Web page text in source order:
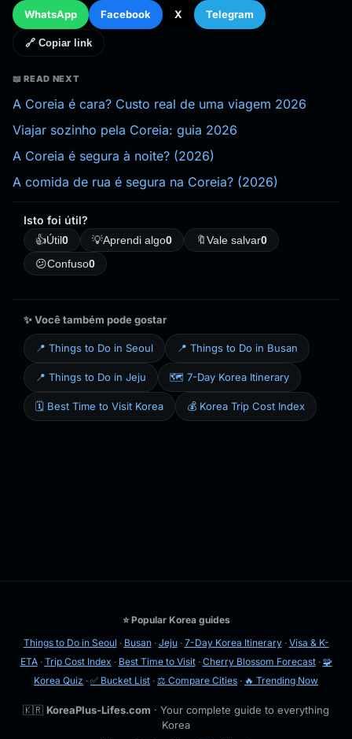
WhatsApp Facebook X Telegram
🔗 Copiar link
📖 READ NEXT
A Coreia é cara? Custo real de uma viagem 2026
Viajar sozinho pela Coreia: guia 2026
A Coreia é segura à noite? (2026)
A comida de rua é segura na Coreia? (2026)
Isto foi útil?
👍Útil0 💡Aprendi algo0 🔖Vale salvar0
😕Confuso0
✨ Você também pode gostar
📍 Things to Do in Seoul 📍 Things to Do in Busan
📍 Things to Do in Jeju 🗺️ 7-Day Korea Itinerary
🗓️ Best Time to Visit Korea 💰 Korea Trip Cost Index
⭐ Popular Korea guides
Things to Do in Seoul · Busan· Jeju· 7-Day Korea Itinerary· Visa & K-
ETA· Trip Cost Index · Best Time to Visit· Cherry Blossom Forecast· 🧩
Korea Quiz · ✅ Bucket List · ⚖️ Compare Cities · 🔥 Trending Now
🇰🇷 KoreaPlus-Lifes.com · Your complete guide to everything
Korea